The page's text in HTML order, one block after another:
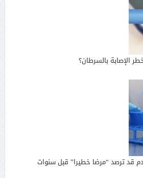
الإصابة بالسرطان؟
قد ترصد “مرضا خطيرا” قبل سنوات